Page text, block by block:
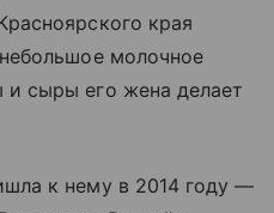
края
молочное
сыры его жена делает
к нему в 2014 году —